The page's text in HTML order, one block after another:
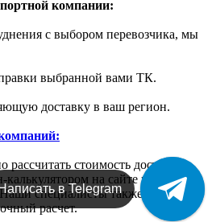
компании:
с выбором перевозчика, мы
выбранной вами ТК.
доставку в ваш регион.
рассчитать стоимость доставки,
калькулятором на сайте выбранной
специалисты также могут
расчет.
Написать в Telegram